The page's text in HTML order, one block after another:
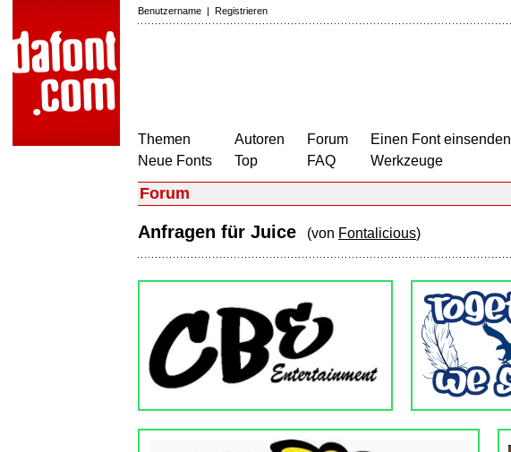
Benutzername | Registrieren
Themen
Neue Fonts
Autoren
Top
Forum
FAQ
Einen Font einsenden
Werkzeuge
Forum
Anfragen für Juice (von Fontalicious)